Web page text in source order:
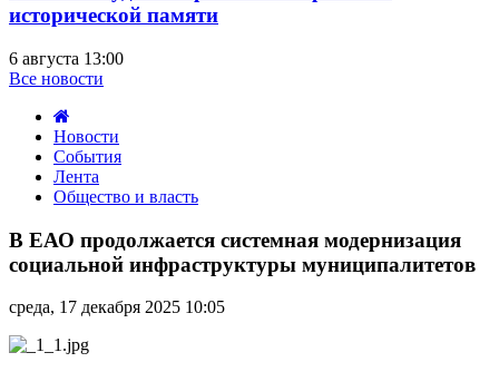
исторической памяти
6 августа 13:00
Все новости
Новости
События
Лента
Общество и власть
ЕАО
продолжается
системная
социальной
инфраструктуры
муниципалитетов
В ЕАО продолжается системная модернизация
социальной инфраструктуры муниципалитетов
среда, 17 декабря 2025 10:05